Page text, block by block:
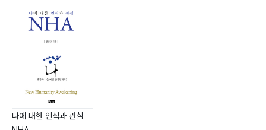
나에 대한 인식과 관심